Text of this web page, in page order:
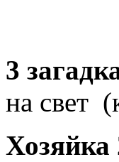
3
на свет
Хозяйка